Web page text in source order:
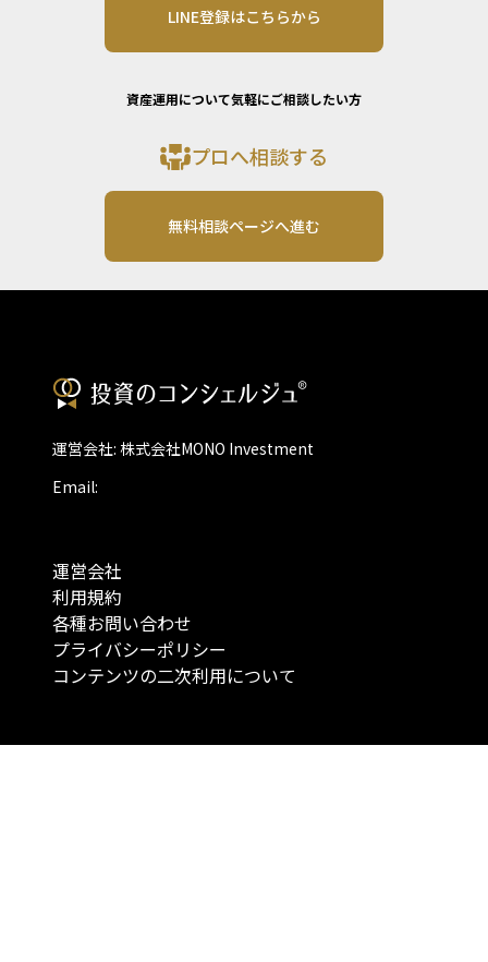
LINE登録はこちらから
資産運用について気軽にご相談したい方
プロへ相談する
無料相談ページへ進む
運営会社: 株式会社MONO Investment
Email:
運営会社
利用規約
各種お問い合わせ
プライバシーポリシー
コンテンツの二次利用について